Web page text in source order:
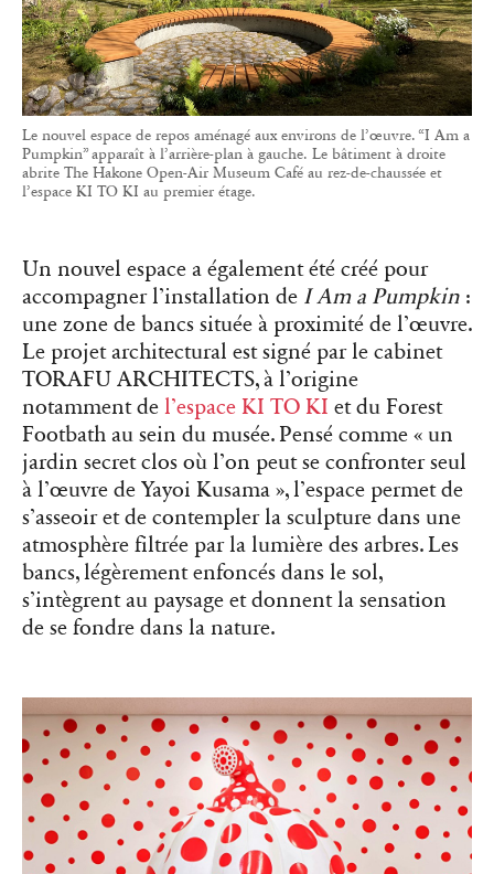
Le nouvel espace de repos aménagé aux environs de l’œuvre. “I Am a
Pumpkin” apparaît à l’arrière-plan à gauche. Le bâtiment à droite
abrite The Hakone Open-Air Museum Café au rez-de-chaussée et
l’espace KI TO KI au premier étage.
Un nouvel espace a également été créé pour
accompagner l’installation de I Am a Pumpkin :
une zone de bancs située à proximité de l’œuvre.
Le projet architectural est signé par le cabinet
TORAFU ARCHITECTS, à l’origine
notamment de l’espace KI TO KI et du Forest
Footbath au sein du musée. Pensé comme « un
jardin secret clos où l’on peut se confronter seul
à l’œuvre de Yayoi Kusama », l’espace permet de
s’asseoir et de contempler la sculpture dans une
atmosphère filtrée par la lumière des arbres. Les
bancs, légèrement enfoncés dans le sol,
s’intègrent au paysage et donnent la sensation
de se fondre dans la nature.